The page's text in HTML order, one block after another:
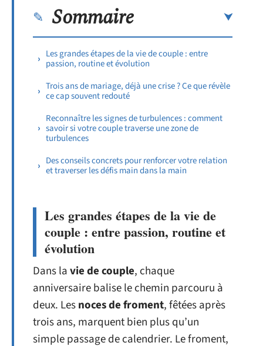
Sommaire
Les grandes étapes de la vie de couple : entre
passion, routine et évolution
Trois ans de mariage, déjà une crise ? Ce que révèle
ce cap souvent redouté
Reconnaître les signes de turbulences : comment
savoir si votre couple traverse une zone de
turbulences
Des conseils concrets pour renforcer votre relation
et traverser les défis main dans la main
Les grandes étapes de la vie de
couple : entre passion, routine et
évolution
Dans lavie de couple, chaque
anniversaire balise le chemin parcouru à
deux. Lesnoces de froment, fêtées après
trois ans, marquent bien plus qu’un
simple passage de calendrier. Le froment,